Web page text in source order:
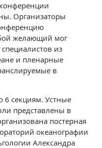
Организаторы
желающий мог
из
и пленарные
в
6 секциям. Устные
представлены в
постерная
океанографии
Александра